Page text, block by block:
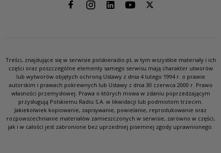
Treści, znajdujące się w serwisie polskieradio.pl, w tym wszystkie materiały i ich
części oraz poszczególne elementy samego serwisu mają charakter utworów
lub wytworów objętych ochroną Ustawy z dnia 4 lutego 1994 r. o prawie
autorskim i prawach pokrewnych lub Ustawy z dnia 30 czerwca 2000 r. Prawo
własności przemysłowej. Prawa o których mowa w zdaniu poprzedzającym
przysługują Polskiemu Radiu S.A. w likwidacji lub podmiotom trzecim.
Jakiekolwiek kopiowanie, zapisywanie, powielanie, reprodukowanie oraz
rozpowszechnianie materiałów zamieszczonych w serwisie, zarówno w części,
jak i w całości jest zabronione bez uprzedniej pisemnej zgody uprawnionego.